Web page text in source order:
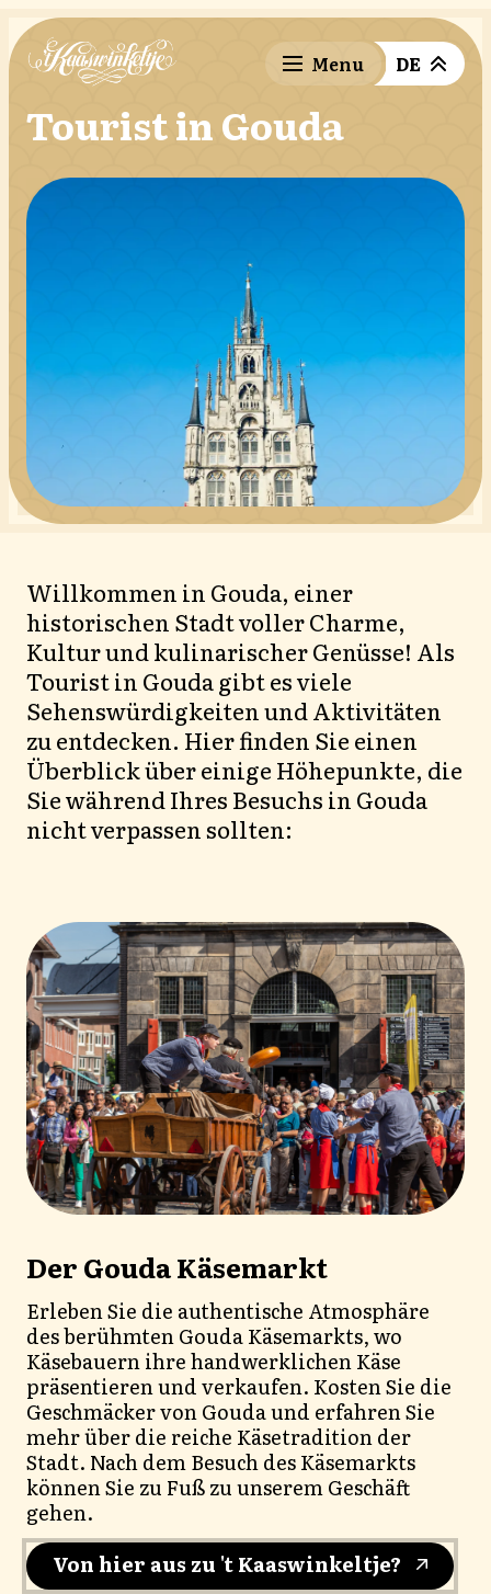
Direct naar de content
DE
Nederlands
Tourist in Gouda
Willkommen in Gouda, einer
historischen Stadt voller Charme,
Kultur und kulinarischer Genüsse! Als
Tourist in Gouda gibt es viele
Sehenswürdigkeiten und Aktivitäten
zu entdecken. Hier finden Sie einen
Überblick über einige Höhepunkte, die
Sie während Ihres Besuchs in Gouda
nicht verpassen sollten:
Der Gouda Käsemarkt
Erleben Sie die authentische Atmosphäre
des berühmten Gouda Käsemarkts, wo
Käsebauern ihre handwerklichen Käse
präsentieren und verkaufen. Kosten Sie die
Geschmäcker von Gouda und erfahren Sie
mehr über die reiche Käsetradition der
Stadt. Nach dem Besuch des Käsemarkts
können Sie zu Fuß zu unserem Geschäft
gehen.
Von hier aus zu 't Kaaswinkeltje?